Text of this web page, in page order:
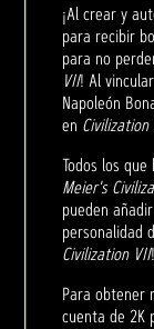
¡Al crear y
para recibir
para no
VII! Al
Napoleón
en Civilization
Todos los
Meier's
pueden
personalidad
Civilization VII
Para obtener
cuenta de 2K